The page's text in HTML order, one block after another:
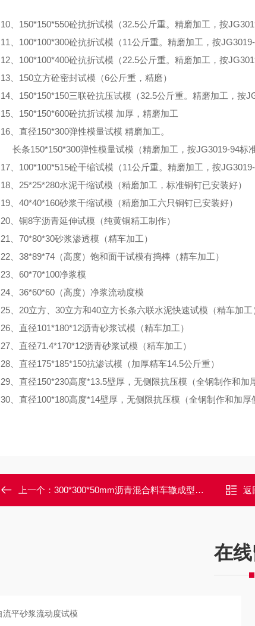
10、 150*150*550砼抗折试模（32.5公斤重。精磨加工，按
11
100*100*300砼抗折试模（11公斤重。精磨加工，按
12、 100*100*400砼抗折试模（22.5公斤重。精磨加工，按
13、 150立方砼密封试模（6公斤重，精磨）
14、 150*150*150三联砼抗压试模（32.5公斤重。精磨加工，按
15、 150*150*600砼抗折试模 加厚，精磨加工
16、直径150*300弹性模量试模 精磨加工。
长条150*150*300弹性模量试模（精磨加工，按JG3019-94标
17、 100*100*515砼干缩试模（11公斤重。精磨加工，按
18、 25*25*280水泥干缩试模（精磨加工，标准铜钉已安装好）
19、 40*40*160砂浆干缩试模（精磨加工六只铜钉已安装好）
20、铜8字沥青延伸试模（纯黄铜精工制作）
21
70*80*30砂浆渗透模（精车加工）
22、 38*89*74（高度）饱和面干试模有捣棒（精车加工）
23、 60*70*100净浆模
24、 36*60*60（高度）净浆流动度模
25、 20立方、 30立方和40立方长条六联水泥快速试模（精车加工
26、直径101*180*12沥青砂浆试模（精车加工）
27、直径71.4*170*12沥青砂浆试模（精车加工）
28、直径175*185*150抗渗试模（加厚精车14.5公斤重）
29、直径150*230高度*13.5壁厚，无侧限抗压模（全钢制作和加
30、直径100*180高度*14壁厚，无侧限抗压模（全钢制作和加厚
上一个： 300*300*50mm沥青混合料车辙成型试模 返
在